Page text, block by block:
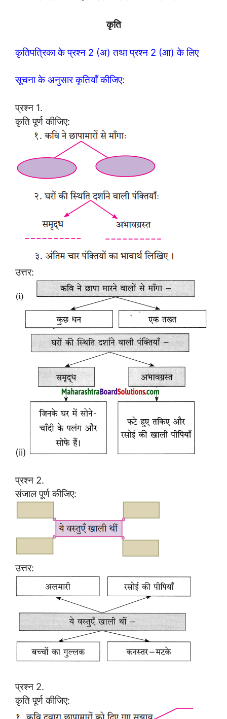
कृति
कृतिपत्रिका के प्रश्न 2 (अ) तथा प्रश्न 2 (आ) के लिए
सूचना के अनुसार कृतियाँ कीजिए:
प्रश्न 1.
कृति पूर्ण कीजिए:
उत्तर:
(ii)
प्रश्न 2.
संजाल पूर्ण कीजिए:
उत्तर:
प्रश्न 2.
कृति पूर्ण कीजिए: